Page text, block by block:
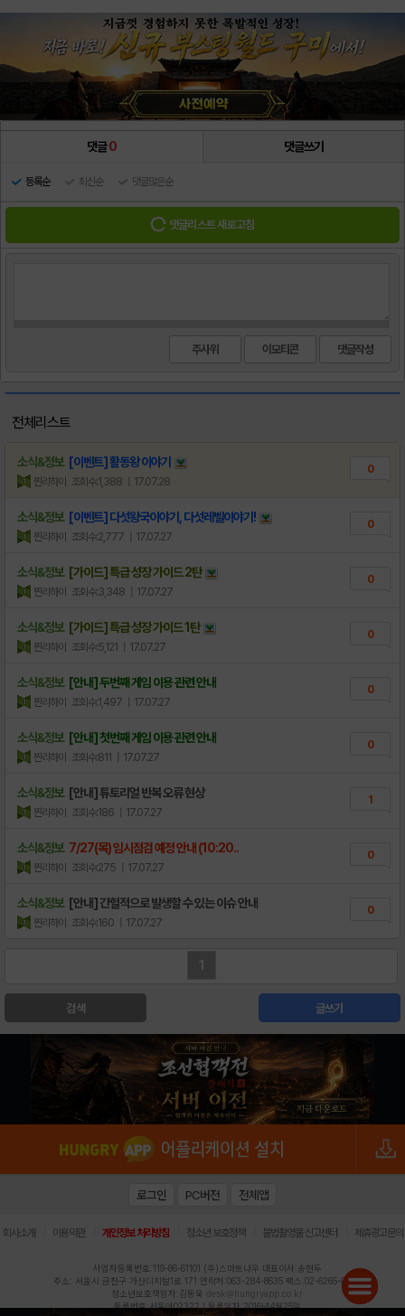
댓글0 댓글쓰기
등록순 최신순 댓글많은순
댓글리스트 새로고침
주사위 이모티콘
전체리스트
소식&정보 [이벤트] 활동왕 이야기
찐리하이 조회수:1,388 | 17.07.28
0
소식&정보 [이벤트] 다섯왕국이야기, 다섯레벨이야기!
찐리하이 조회수:2,777 | 17.07.27
0
소식&정보 [가이드] 특급 성장 가이드 2탄
찐리하이 조회수:3,348 | 17.07.27
0
소식&정보 [가이드] 특급 성장 가이드 1탄
찐리하이 조회수:5,121 | 17.07.27
0
소식&정보 [안내] 두번째 게임 이용 관련 안내
찐리하이 조회수:1,497 | 17.07.27
0
소식&정보 [안내] 첫번째 게임 이용 관련 안내
찐리하이 조회수:811 | 17.07.27
0
소식&정보 [안내] 튜토리얼 반복 오류 현상
찐리하이 조회수:186 | 17.07.27
1
소식&정보 7/27(목) 임시점검 예정 안내 (10:20..
찐리하이 조회수:275 | 17.07.27
0
소식&정보 [안내] 간헐적으로 발생할 수 있는 이슈 안내
찐리하이 조회수:160 | 17.07.27
0
1
검색 글쓰기
로그인 PC버전 전체앱
회사소개 이용약관 개인정보 처리방침 청소년 보호정책 불법촬영물 신고센터 제휴광고문의
사업자등록번호:119-86-61101 (주)스마트나우 대표이사:송현두
주소: 서울시 금천구 가산디지털1로 171 연락처:063-284-8635 팩스:02-6265-0377
청소년보호책임자:김동욱 desk@hungryapp.co.kr
등록번호:서울아02322 | 등록일자:2016년4월25일